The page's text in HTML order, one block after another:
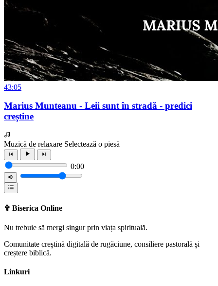
43:05
Marius Munteanu - Leii sunt în stradă - predici
creștine
Muzică de relaxare Selectează o piesă
0:00
✞ Biserica Online
Nu trebuie să mergi singur prin viața spirituală.
Comunitate creștină digitală de rugăciune, consiliere pastorală și
creștere biblică.
Linkuri